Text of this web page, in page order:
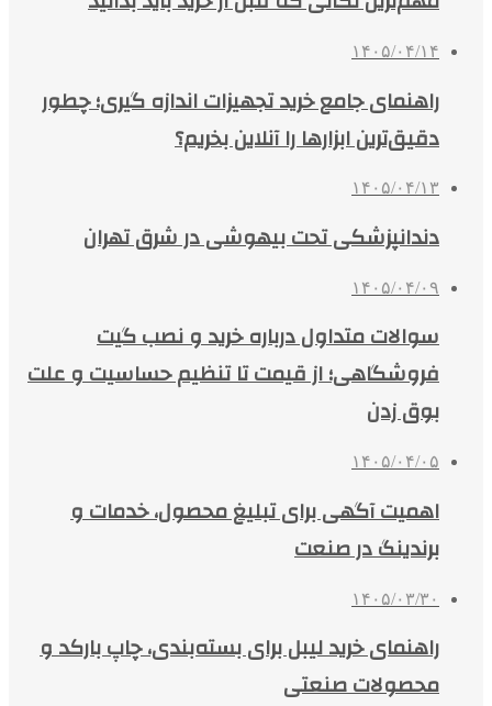
۱۴۰۵/۰۴/۱۴
راهنمای جامع خرید تجهیزات اندازه گیری؛ چطور
دقیق‌ترین ابزارها را آنلاین بخریم؟
۱۴۰۵/۰۴/۱۳
دندانپزشکی تحت بیهوشی در شرق تهران
۱۴۰۵/۰۴/۰۹
سوالات متداول درباره خرید و نصب گیت
فروشگاهی؛ از قیمت تا تنظیم حساسیت و علت
بوق زدن
۱۴۰۵/۰۴/۰۵
اهمیت آگهی برای تبلیغ محصول، خدمات و
برندینگ در صنعت
۱۴۰۵/۰۳/۳۰
راهنمای خرید لیبل برای بسته‌بندی، چاپ بارکد و
محصولات صنعتی